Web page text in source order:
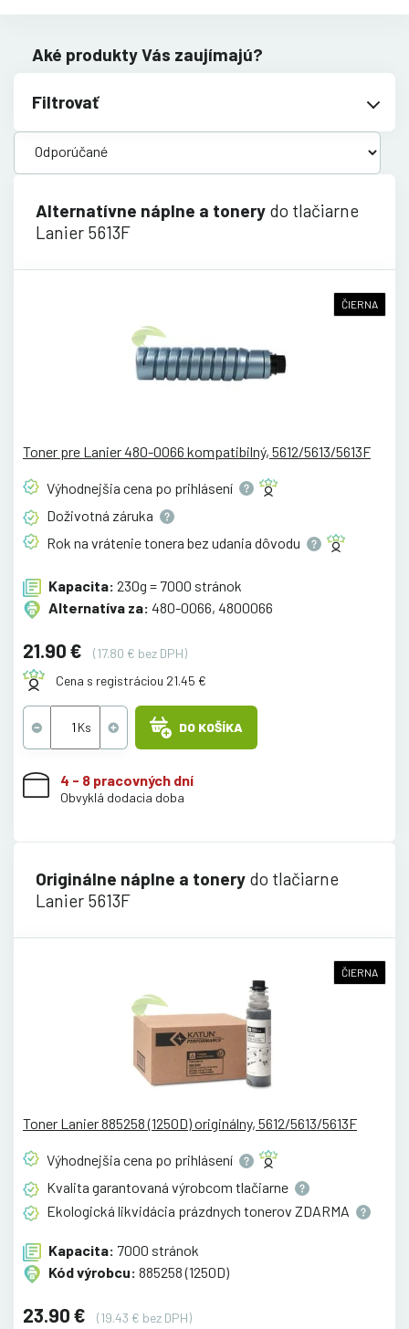
Aké produkty Vás zaujímajú?
Filtrovať
Alternatívne náplne a tonery do tlačiarne
Lanier 5613F
ČIERNA
Toner pre Lanier 480-0066 kompatibilný, 5612/5613/5613F
Výhodnejšia cena po prihlásení
Doživotná záruka
Rok na vrátenie tonera bez udania dôvodu
Kapacita: 230g = 7000 stránok
Alternatíva za: 480-0066, 4800066
21.90 €
(17.80 € bez DPH)
Cena s registráciou 21.45 €
DO KOŠÍKA
4 - 8 pracovných dní
Obvyklá dodacia doba
Originálne náplne a tonery do tlačiarne
Lanier 5613F
ČIERNA
Toner Lanier 885258 (1250D) originálny, 5612/5613/5613F
Výhodnejšia cena po prihlásení
Kvalita garantovaná výrobcom tlačiarne
Ekologická likvidácia prázdnych tonerov ZDARMA
Kapacita: 7000 stránok
Kód výrobcu: 885258 (1250D)
23.90 €
(19.43 € bez DPH)